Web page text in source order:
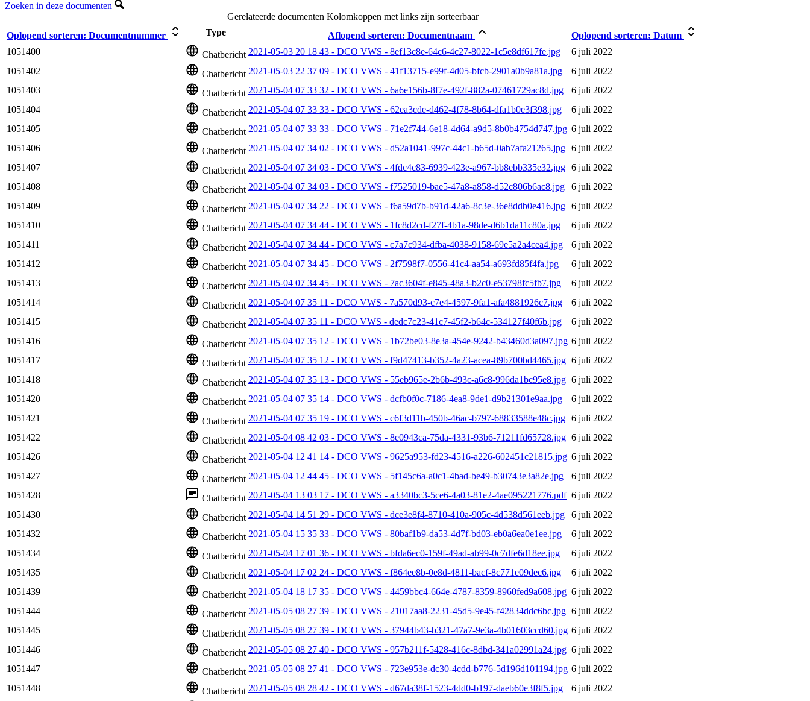
Zoeken in deze documenten
Gerelateerde documenten Kolomkoppen met links zijn sorteerbaar
Oplopend sorteren: Documentnummer Type Aflopend sorteren: Documentnaam Oplopend sorteren: Datum
1051400
Chatbericht 2021-05-03 20 18 43 - DCO VWS - 8ef13c8e-64c6-4c27-8022-1c5e8df617fe.jpg
6 juli 2022
1051402
Chatbericht 2021-05-03 22 37 09 - DCO VWS - 41f13715-e99f-4d05-bfcb-2901a0b9a81a.jpg
6 juli 2022
1051403
Chatbericht 2021-05-04 07 33 32 - DCO VWS - 6a6e156b-8f7e-492f-882a-07461729ac8d.jpg
6 juli 2022
1051404
Chatbericht 2021-05-04 07 33 33 - DCO VWS - 62ea3cde-d462-4f78-8b64-dfa1b0e3f398.jpg
6 juli 2022
1051405
Chatbericht 2021-05-04 07 33 33 - DCO VWS - 71e2f744-6e18-4d64-a9d5-8b0b4754d747.jpg 6 juli 2022
1051406
Chatbericht 2021-05-04 07 34 02 - DCO VWS - d52a1041-997c-44c1-b65d-0ab7afa21265.jpg 6 juli 2022
1051407
Chatbericht 2021-05-04 07 34 03 - DCO VWS - 4fdc4c83-6939-423e-a967-bb8ebb335e32.jpg 6 juli 2022
1051408
Chatbericht 2021-05-04 07 34 03 - DCO VWS - f7525019-bae5-47a8-a858-d52c806b6ac8.jpg
6 juli 2022
1051409
Chatbericht 2021-05-04 07 34 22 - DCO VWS - f6a59d7b-b91d-42a6-8c3e-36e8ddb0e416.jpg 6 juli 2022
1051410
Chatbericht 2021-05-04 07 34 44 - DCO VWS - 1fc8d2cd-f27f-4b1a-98de-d6b1da11c80a.jpg
6 juli 2022
1051411
Chatbericht 2021-05-04 07 34 44 - DCO VWS - c7a7c934-dfba-4038-9158-69e5a2a4cea4.jpg
6 juli 2022
1051412
Chatbericht 2021-05-04 07 34 45 - DCO VWS - 2f7598f7-0556-41c4-aa54-a693fd85f4fa.jpg
6 juli 2022
1051413
Chatbericht 2021-05-04 07 34 45 - DCO VWS - 7ac3604f-e845-48a3-b2c0-e53798fc5fb7.jpg
6 juli 2022
1051414
Chatbericht 2021-05-04 07 35 11 - DCO VWS - 7a570d93-c7e4-4597-9fa1-afa4881926c7.jpg
6 juli 2022
1051415
Chatbericht 2021-05-04 07 35 11 - DCO VWS - dedc7c23-41c7-45f2-b64c-534127f40f6b.jpg
6 juli 2022
1051416
Chatbericht 2021-05-04 07 35 12 - DCO VWS - 1b72be03-8e3a-454e-9242-b43460d3a097.jpg 6 juli 2022
1051417
Chatbericht 2021-05-04 07 35 12 - DCO VWS - f9d47413-b352-4a23-acea-89b700bd4465.jpg 6 juli 2022
1051418
Chatbericht 2021-05-04 07 35 13 - DCO VWS - 55eb965e-2b6b-493c-a6c8-996da1bc95e8.jpg 6 juli 2022
1051420
Chatbericht 2021-05-04 07 35 14 - DCO VWS - dcfb0f0c-7186-4ea8-9de1-d9b21301e9aa.jpg
6 juli 2022
1051421
Chatbericht 2021-05-04 07 35 19 - DCO VWS - c6f3d11b-450b-46ac-b797-68833588e48c.jpg 6 juli 2022
1051422
Chatbericht 2021-05-04 08 42 03 - DCO VWS - 8e0943ca-75da-4331-93b6-71211fd65728.jpg 6 juli 2022
1051426
Chatbericht 2021-05-04 12 41 14 - DCO VWS - 9625a953-fd23-4516-a226-602451c21815.jpg 6 juli 2022
1051427
Chatbericht 2021-05-04 12 44 45 - DCO VWS - 5f145c6a-a0c1-4bad-be49-b30743e3a82e.jpg
6 juli 2022
1051428
Chatbericht 2021-05-04 13 03 17 - DCO VWS - a3340bc3-5ce6-4a03-81e2-4ae095221776.pdf 6 juli 2022
1051430
Chatbericht 2021-05-04 14 51 29 - DCO VWS - dce3e8f4-8710-410a-905c-4d538d561eeb.jpg
6 juli 2022
1051432
Chatbericht 2021-05-04 15 35 33 - DCO VWS - 80baf1b9-da53-4d7f-bd03-eb0a6ea0e1ee.jpg
6 juli 2022
1051434
Chatbericht 2021-05-04 17 01 36 - DCO VWS - bfda6ec0-159f-49ad-ab99-0c7dfe6d18ee.jpg
6 juli 2022
1051435
Chatbericht 2021-05-04 17 02 24 - DCO VWS - f864ee8b-0e8d-4811-bacf-8c771e09dec6.jpg
6 juli 2022
1051439
Chatbericht 2021-05-04 18 17 35 - DCO VWS - 4459bbc4-664e-4787-8359-8960fed9a608.jpg 6 juli 2022
1051444
Chatbericht 2021-05-05 08 27 39 - DCO VWS - 21017aa8-2231-45d5-9e45-f42834ddc6bc.jpg 6 juli 2022
1051445
Chatbericht 2021-05-05 08 27 39 - DCO VWS - 37944b43-b321-47a7-9e3a-4b01603ccd60.jpg 6 juli 2022
1051446
Chatbericht 2021-05-05 08 27 40 - DCO VWS - 957b211f-5428-416c-8dbd-341a02991a24.jpg 6 juli 2022
1051447
Chatbericht 2021-05-05 08 27 41 - DCO VWS - 723e953e-dc30-4cdd-b776-5d196d101194.jpg 6 juli 2022
1051448
Chatbericht 2021-05-05 08 28 42 - DCO VWS - d67da38f-1523-4dd0-b197-daeb60e3f8f5.jpg
6 juli 2022